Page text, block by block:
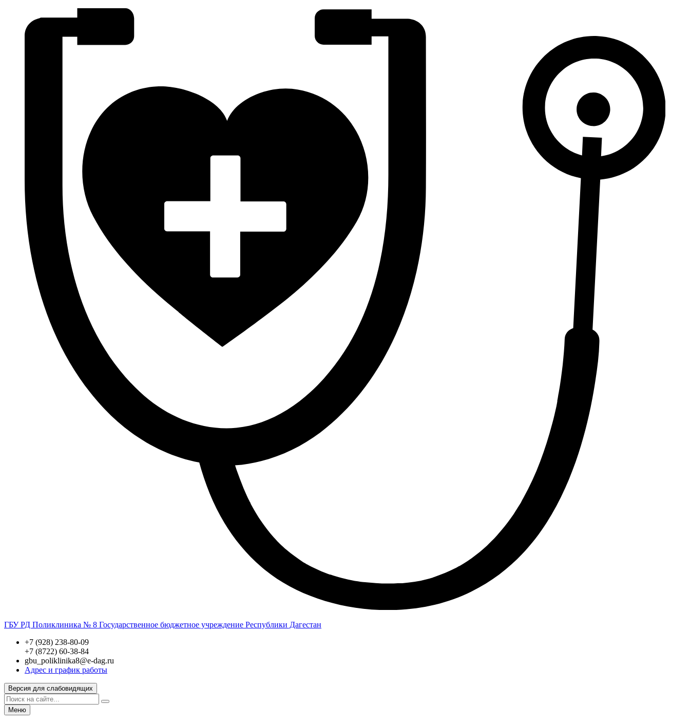
ГБУ РД Поликлиника № 8 Государственное бюджетное учреждение Республики Дагестан
+7 (928) 238-80-09
+7 (8722) 60-38-84
gbu_poliklinika8@e-dag.ru
Адрес и график работы
Версия для слабовидящих
Меню